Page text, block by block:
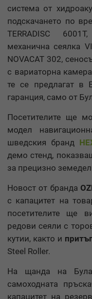
система от
подскачането по
TERRADISC
механична сеялка
NOVACAT 302,
с вариаторна
те се предлагат в
гаранция, само от
Посетителите ще
модел
шведския бранд
демо стенд,
за прецизно
Новост от бранда
с капацитет на
посетителите ще
редови сеяли с
кутии, както и
Steel Roller.
На щанда на
самоходната
капацитет на